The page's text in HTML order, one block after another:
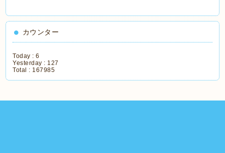
カウンター
Today :6
Yesterday : 127
Total : 167985